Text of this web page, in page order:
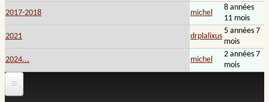
2017-2018
michel
8 années
11 mois
2021
drplalixus
5 années 7
mois
2024...
michel
2 années 7
mois